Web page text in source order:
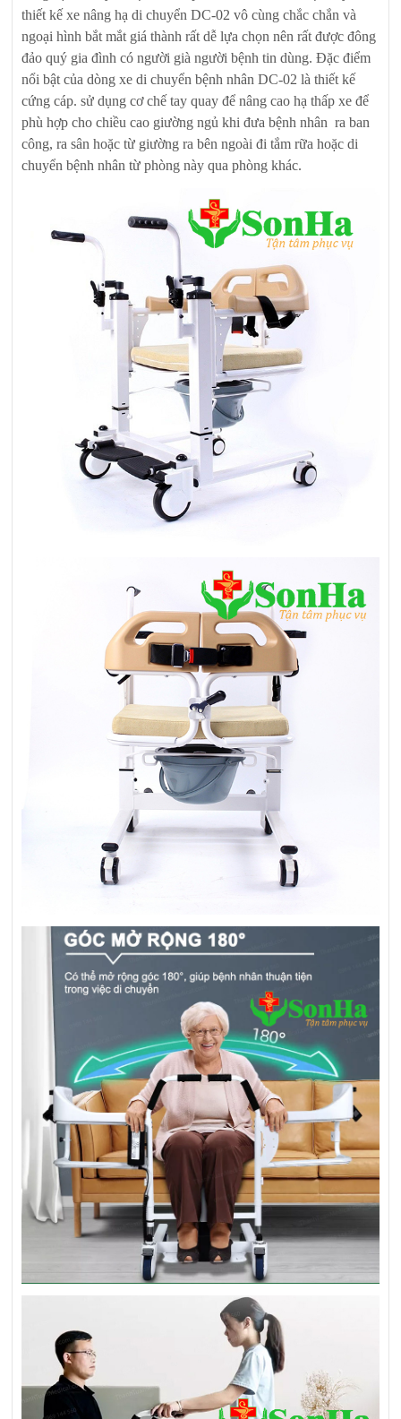
thiết kế xe nâng hạ di chuyển DC-02 vô cùng chắc chắn và
ngoại hình bắt mắt giá thành rất dễ lựa chọn nên rất được đông
đảo quý gia đình có người già người bệnh tin dùng. Đặc điểm
nổi bật của dòng xe di chuyển bệnh nhân DC-02 là thiết kế
cứng cáp. sử dụng cơ chế tay quay để nâng cao hạ thấp xe để
phù hợp cho chiều cao giường ngủ khi đưa bệnh nhân ra ban
công, ra sân hoặc từ giường ra bên ngoài đi tắm rữa hoặc di
chuyển bệnh nhân từ phòng này qua phòng khác.